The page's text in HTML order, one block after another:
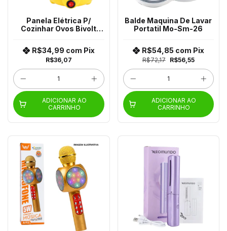
Panela Elétrica P/
Cozinhar Ovos Bivolt
R$36,07
R$34,99 com Pix
ADICIONAR AO
CARRINHO
Balde Maquina De Lavar
Portatil Mo-Sm-26
R$72,17 R$56,55
R$54,85 com Pix
ADICIONAR AO
CARRINHO